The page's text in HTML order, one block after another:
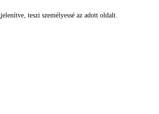
teszi személyessé az adott oldalt.